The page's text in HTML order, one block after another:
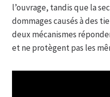
l’ouvrage, tandis que la
dommages causés à des
deux mécanismes
et ne protègent pas les